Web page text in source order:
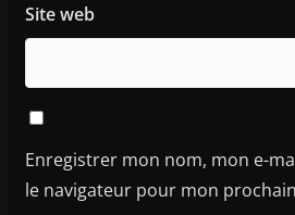
Site web
Enregistrer mon nom, mon e-
le navigateur pour mon